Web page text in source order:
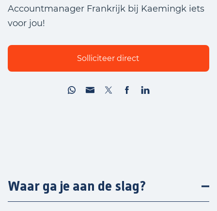
Accountmanager Frankrijk bij Kaemingk iets
voor jou!
Solliciteer direct
Waar ga je aan de slag?